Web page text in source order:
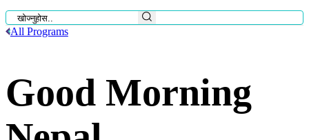
All Programs
Good Morning